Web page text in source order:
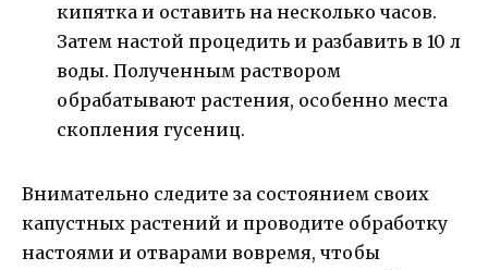
кипятка и оставить на несколько часов.
Затем настой процедить и разбавить в 10 л
воды. Полученным раствором
обрабатывают растения, особенно места
скопления гусениц.
Внимательно следите за состоянием своих
капустных растений и проводите обработку
настоями и отварами вовремя, чтобы